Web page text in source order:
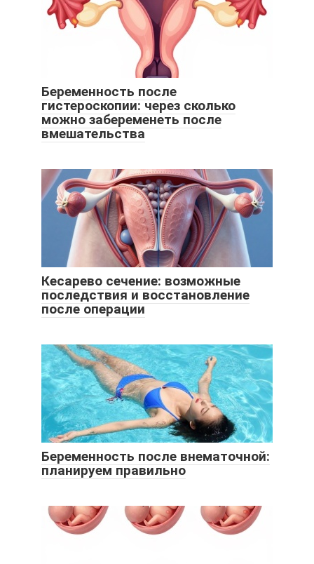
Беременность после
гистероскопии: через сколько
можно забеременеть после
вмешательства
Кесарево сечение: возможные
последствия и восстановление
после операции
Беременность после внематочной:
планируем правильно